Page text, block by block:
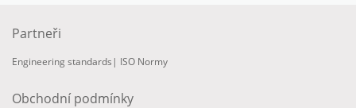
Partneři
Engineering standards | ISO Normy
Obchodní podmínky